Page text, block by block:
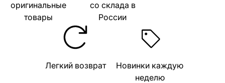
оригинальные
товары
со склада в
России
Легкий возврат
Новинки каждую
неделю